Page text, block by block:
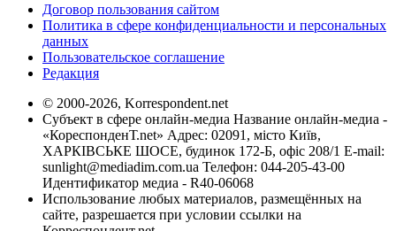
Договор пользования сайтом
Политика в сфере конфиденциальности и персональных
данных
Пользовательское соглашение
Редакция
© 2000-2026, Korrespondent.net
Субъект в сфере онлайн-медиа Название онлайн-медиа -
«КореспонденТ.net» Адрес: 02091, місто Київ,
ХАРКІВСЬКЕ ШОСЕ, будинок 172-Б, офіс 208/1 E-mail:
sunlight@mediadim.com.ua Телефон: 044-205-43-00
Идентификатор медиа - R40-06068
Использование любых материалов, размещённых на
сайте, разрешается при условии ссылки на